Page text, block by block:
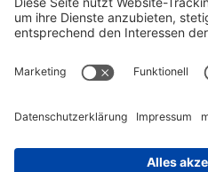
Google Maps Einstellungen:
Google reCaptcha Einstellungen:
Click to enable/disable Google